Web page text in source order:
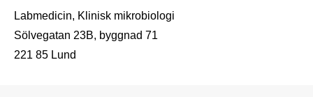
Labmedicin, Klinisk mikrobiologi
Sölvegatan 23B, byggnad 71